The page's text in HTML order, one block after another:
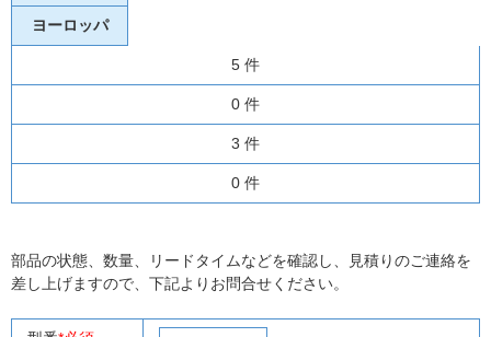
ヨーロッパ
5 件
0 件
3 件
0 件
部品の状態、数量、リードタイムなどを確認し、見積りのご連絡を
差し上げますので、下記よりお問合せください。